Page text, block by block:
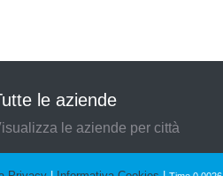
le aziende
le aziende per città